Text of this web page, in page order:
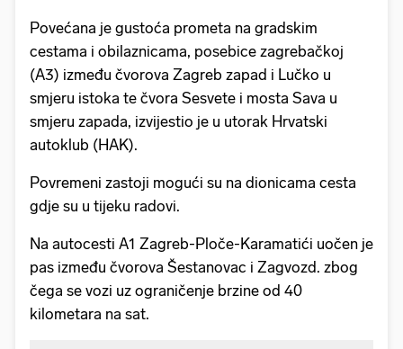
Povećana je gustoća prometa na gradskim
cestama i obilaznicama, posebice zagrebačkoj
(A3) između čvorova Zagreb zapad i Lučko u
smjeru istoka te čvora Sesvete i mosta Sava u
smjeru zapada, izvijestio je u utorak Hrvatski
autoklub (HAK).
Povremeni zastoji mogući su na dionicama cesta
gdje su u tijeku radovi.
Na autocesti A1 Zagreb-Ploče-Karamatići uočen je
pas između čvorova Šestanovac i Zagvozd. zbog
čega se vozi uz ograničenje brzine od 40
kilometara na sat.